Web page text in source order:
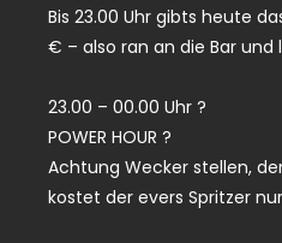
Bis 23.00 Uhr gibts heute
€ – also ran an die Bar und
23.00 – 00.00 Uhr ?
POWER HOUR ?
Achtung Wecker stellen,
kostet der evers Spritzer